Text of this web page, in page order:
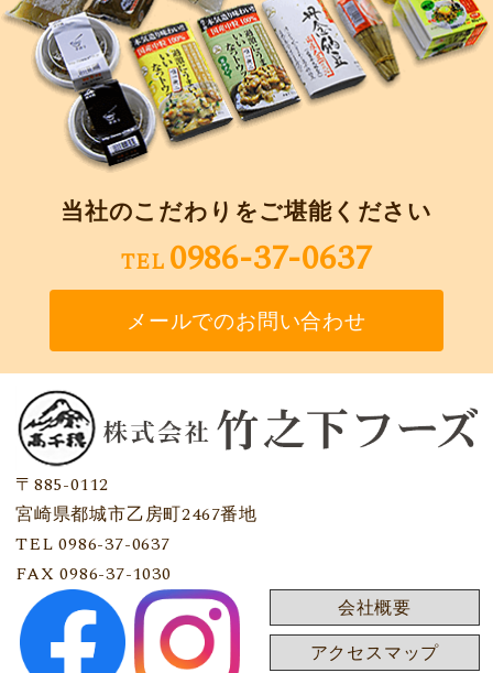
当社のこだわりをご堪能ください
TEL 0986-37-0637
メールでのお問い合わせ
〒885-0112
宮崎県都城市乙房町2467番地
TEL 0986-37-0637
FAX 0986-37-1030
会社概要
アクセスマップ